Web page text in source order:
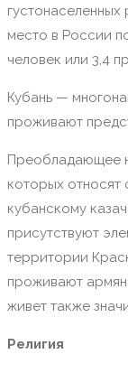
густонаселенных
место в России
человек или 3,4
Кубань —
проживают
Преобладающее
которых
кубанскому
присутствуют
территории
проживают
живет также
Религия